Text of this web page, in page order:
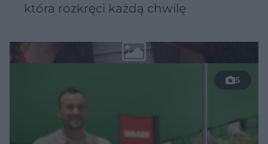
która rozkręci każdą chwilę
5